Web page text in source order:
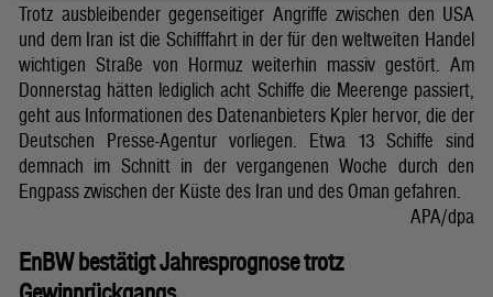
Trotz ausbleibender gegenseitiger Angriffe zwischen den USA
und dem Iran ist die Schifffahrt in der für den weltweiten Handel
wichtigen Straße von Hormuz weiterhin massiv gestört. Am
Donnerstag hätten lediglich acht Schiffe die Meerenge passiert,
geht aus Informationen des Datenanbieters Kpler hervor, die der
Deutschen Presse-Agentur vorliegen. Etwa 13 Schiffe sind
demnach im Schnitt in der vergangenen Woche durch den
Engpass zwischen der Küste des Iran und des Oman gefahren.
APA/dpa
EnBW bestätigt Jahresprognose trotz